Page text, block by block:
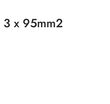
3 x 95mm2